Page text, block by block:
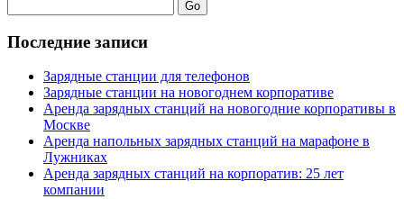
Последние записи
Зарядные станции для телефонов
Зарядные станции на новогоднем корпоративе
Аренда зарядных станций на новогодние корпоративы в
Москве
Аренда напольных зарядных станций на марафоне в
Лужниках
Аренда зарядных станций на корпоратив: 25 лет
компании